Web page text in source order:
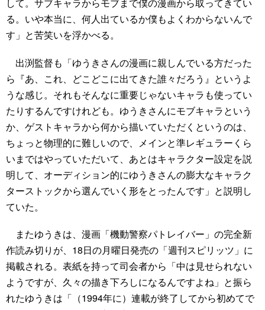
して。サブキャラからモブまで僕の漫画から取ってきてい
る。いや本当に、何人出ているか僕もよくわからないんで
す」と苦笑いを浮かべる。
出渕監督も「ゆうきさんの漫画に親しんでいる方だった
ら『あ、これ、どこどこに出てきた誰々だろう』というよ
うな感じ。それもそんなに重要じゃないキャラも使ってい
たりするんですけれども。ゆうきさんにモブキャラという
か、ゲストキャラから何から描いていただくというのは、
ちょっと物理的に難しいので、メインと準レギュラーくら
いまではやっていただいて、あとはキャラクター設定を説
明して、オーディション的にゆうきさんの膨大なキャラク
ターストックから選んでいく形をとったんです」と説明し
ていた。
またゆうきは、漫画「機動警察パトレイバー」の完全新
作読み切りが、18日の月曜日発売の「週刊スピリッツ」に
掲載される。表紙を持って司会者から「中は見せられない
ようですが、久々の描き下ろしになるんですよね」と振ら
れたゆうきは「（1994年に）連載が終了してから初めてで